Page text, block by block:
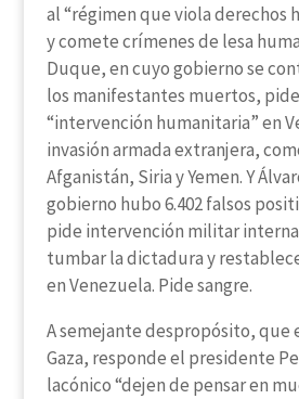
al “régimen que viola derechos
y comete crímenes de lesa
Duque, en cuyo gobierno se
los manifestantes muertos,
“intervención humanitaria” en
invasión armada extranjera,
Afganistán, Siria y Yemen. Y
gobierno hubo 6.402 falsos
pide intervención militar
tumbar la dictadura y
en Venezuela. Pide sangre.
A semejante despropósito, que
Gaza, responde el presidente
lacónico “dejen de pensar en